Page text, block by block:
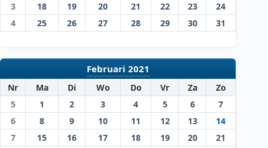
3
18 19 20 21 22 23
24
4
25 26 27 28 29 30 31
Februari 2021
Nr Ma Di Wo Do Vr Za
Zo
5
1 2 3 4 5 6
7
6
8 9 10 11 12 13
14
7
15 16 17 18 19 20
21